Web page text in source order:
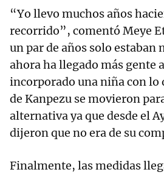
“Yo llevo muchos años
recorrido”, comentó Meye
un par de años solo estaban
ahora ha llegado más gente
incorporado una niña con lo
de Kanpezu se movieron
alternativa ya que desde el
dijeron que no era de su
Finalmente, las medidas